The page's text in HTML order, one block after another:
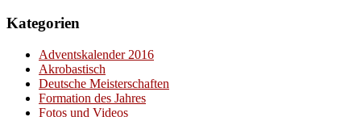
Kategorien
Adventskalender 2016
Akrobastisch
Deutsche Meisterschaften
Formation des Jahres
Fotos und Videos